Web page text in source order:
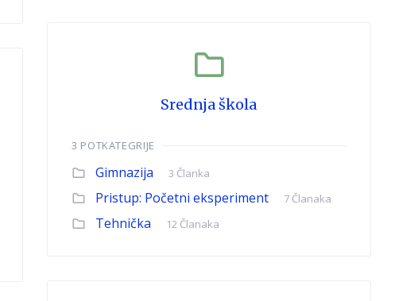
Srednja škola
3 POTKATEGRIJE
Gimnazija 3 Članka
Pristup: Početni eksperiment 7 Članaka
Tehnička 12 Članaka